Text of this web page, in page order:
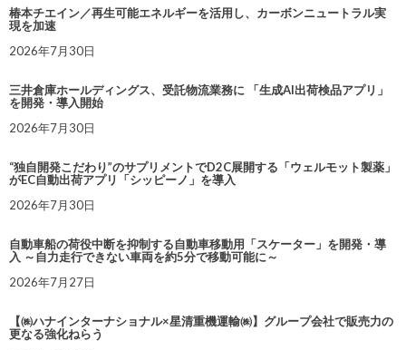
椿本チエイン／再生可能エネルギーを活用し、カーボンニュートラル実
現を加速
2026年7月30日
三井倉庫ホールディングス、受託物流業務に 「生成AI出荷検品アプリ」
を開発・導入開始
2026年7月30日
“独自開発こだわり”のサプリメントでD2C展開する「ウェルモット製薬」
がEC自動出荷アプリ「シッピーノ」を導入
2026年7月30日
自動車船の荷役中断を抑制する自動車移動用「スケーター」を開発・導
入 ～自力走行できない車両を約5分で移動可能に～
2026年7月27日
【㈱ハナインターナショナル×星清重機運輸㈱】グループ会社で販売力の
更なる強化ねらう